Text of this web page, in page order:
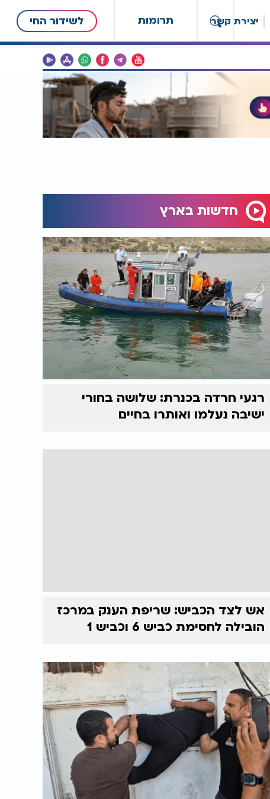
תרומות לשידור החי יצירת קשר
חדשות בארץ
רגעי חרדה בכנרת: שלושה בחורי
ישיבה נעלמו ואותרו בחיים
אש לצד הכביש: שריפת הענק במרכז
הובילה לחסימת כביש 6 וכביש 1